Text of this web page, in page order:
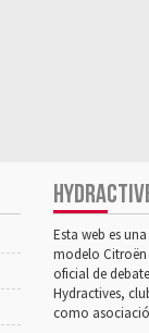
Esta web es
modelo Citroën
oficial de
Hydractives,
como